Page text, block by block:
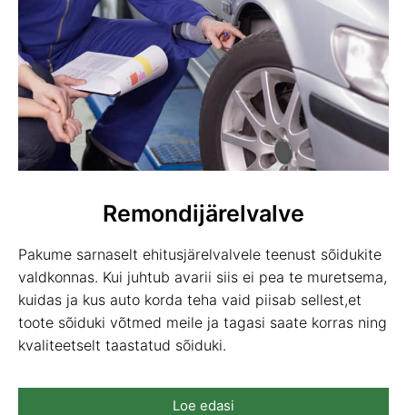
Remondijärelvalve
Pakume sarnaselt ehitusjärelvalvele teenust sõidukite
valdkonnas. Kui juhtub avarii siis ei pea te muretsema,
kuidas ja kus auto korda teha vaid piisab sellest,et
toote sõiduki võtmed meile ja tagasi saate korras ning
kvaliteetselt taastatud sõiduki.
Loe edasi